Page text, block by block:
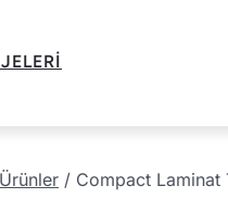
/ Compact Laminat